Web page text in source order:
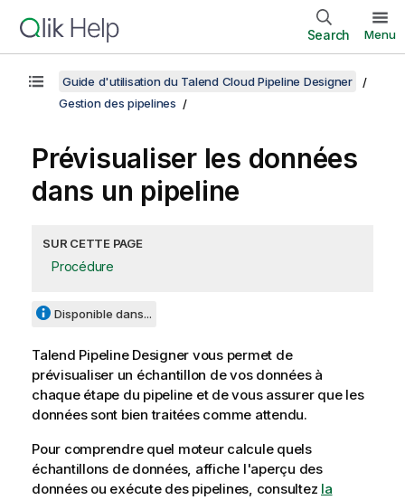
Search Menu
Guide d'utilisation du Talend Cloud Pipeline Designer
Gestion des pipelines
Prévisualiser les données
dans un pipeline
SUR CETTE PAGE
Procédure
Disponible dans...
Talend Pipeline Designer vous permet de
prévisualiser un échantillon de vos données à
chaque étape du pipeline et de vous assurer que les
données sont bien traitées comme attendu.
Pour comprendre quel moteur calcule quels
échantillons de données, affiche l'aperçu des
données ou exécute des pipelines, consultez la